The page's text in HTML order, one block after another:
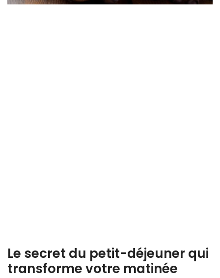
Le secret du petit-déjeuner qui
transforme votre matinée